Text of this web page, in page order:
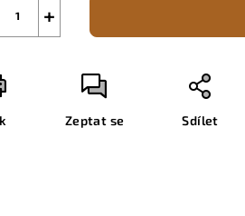
+
Zeptat se Sdílet